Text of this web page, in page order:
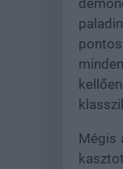
Mégis